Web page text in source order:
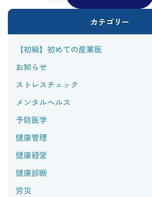
カテゴリー
【初級】初めての産業医
お知らせ
ストレスチェック
メンタルヘルス
予防医学
健康管理
健康経営
健康診断
労災